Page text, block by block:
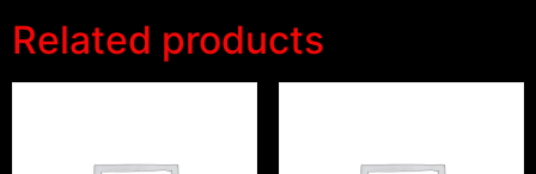
Related products